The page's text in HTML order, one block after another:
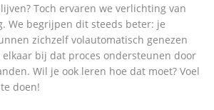
Toch ervaren we verlichting van
We begrijpen dit steeds beter: je
zichzelf volautomatisch genezen
bij dat proces ondersteunen door
Wil je ook leren hoe dat moet? Voel
doen!